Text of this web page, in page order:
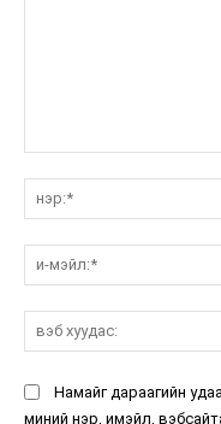
Намайг дараагийн
миний нэр, имэйл,